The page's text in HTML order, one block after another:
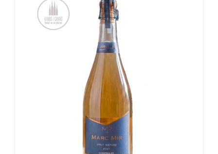
TOEVOEGEN AAN WINKELWAGEN